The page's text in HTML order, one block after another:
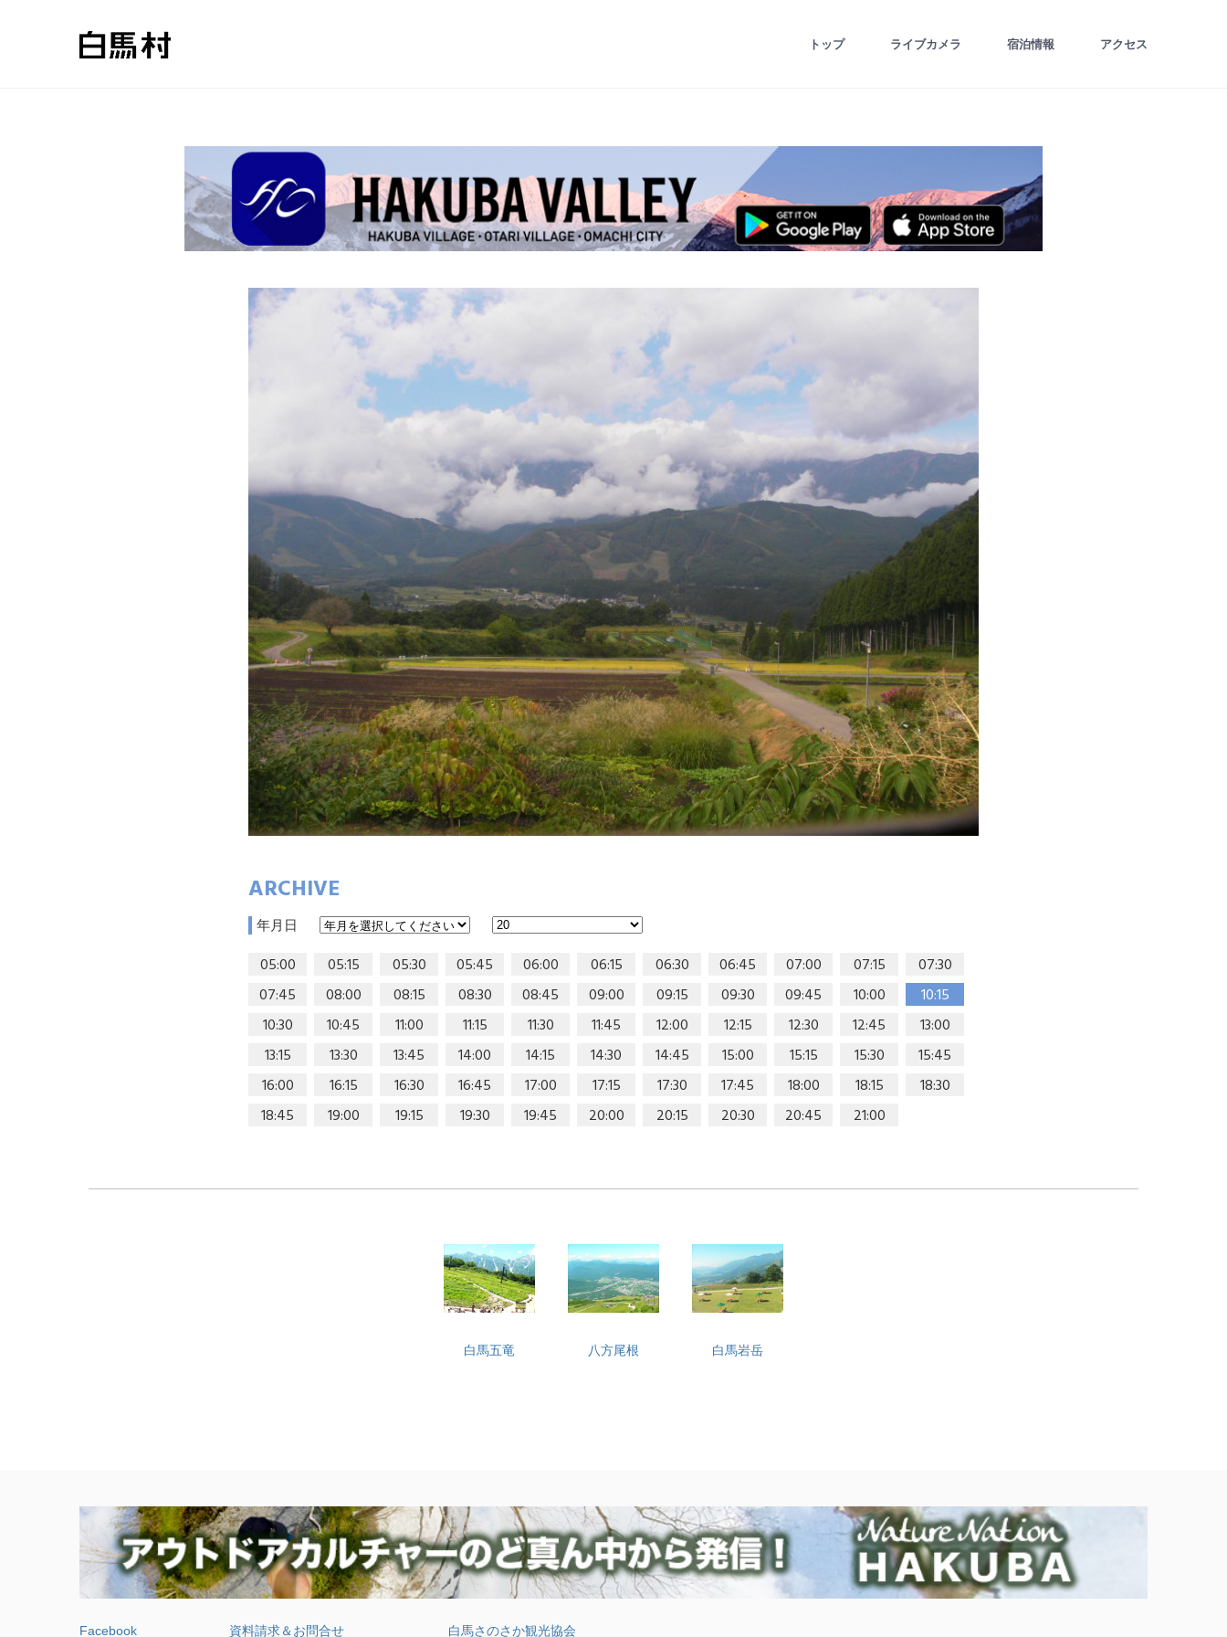
トップ ライブカメラ 宿泊情報 アクセス
ARCHIVE
年月日
05:00 05:15 05:30 05:45 06:00 06:15 06:30 06:45 07:00 07:15
07:30
07:45
08:00 08:15 08:30 08:45 09:00 09:15 09:30 09:45 10:00
10:15
10:30
10:45 11:00 11:15 11:30 11:45 12:00 12:15 12:30 12:45
13:00
13:15
13:30 13:45 14:00 14:15 14:30 14:45 15:00 15:15 15:30
15:45
16:00
16:15 16:30 16:45 17:00 17:15 17:30 17:45 18:00 18:15
18:30
18:45
19:00 19:15 19:30 19:45 20:00 20:15 20:30 20:45 21:00
白馬五竜 八方尾根 白馬岩岳